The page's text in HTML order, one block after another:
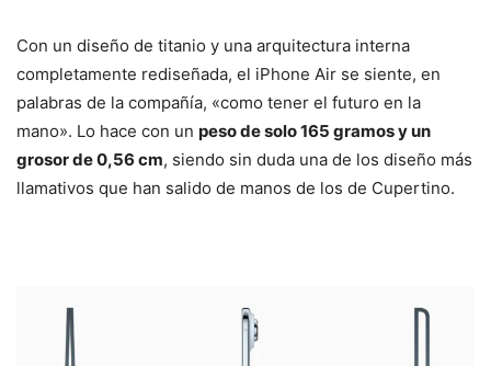
Con un diseño de titanio y una arquitectura interna
completamente rediseñada, el iPhone Air se siente, en
palabras de la compañía, «como tener el futuro en la
mano». Lo hace con un peso de solo 165 gramos y un
grosor de 0,56 cm, siendo sin duda una de los diseño más
llamativos que han salido de manos de los de Cupertino.